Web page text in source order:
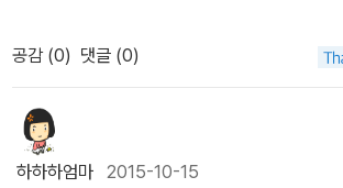
들의 먹고 먹히는 관계를 공부해 볼 수 있는 시간
논 친구들에 대해서도 알게 되고, 서로 먹고 먹히
관계,꽤 많은 정보들이 담겨 있는 알찬 책
있었어요.백로, 뱀, 개구리, 미꾸라지, 왕잠자리,
는 논친구들과 사이좋게 밥을 나누어 먹었어요.
도롱뇽알은 투명한 순대같았지요.할아버지는 옛
려고 도롱뇽알을 후루룩 삼켰대요. 진혁이는 할
않았어요.이앙기가 줄을 맞추어 모내기를 하고
안녕 남극><지구를 지키는 가족>, <시간 먹는
에 논밭이 있어요> 등이 있네요​ ​♡ ~ 그린이 :
번째 개인전 <동화 속으로의 여행>을 열었고요.
하면서 도서관이나 학교에서 아이들과 그림 수
책으로 <손바닥 동물원>, <휘리리후 휘리리후
공감 (0) 댓글 (0)
하하하엄마 2015-10-15